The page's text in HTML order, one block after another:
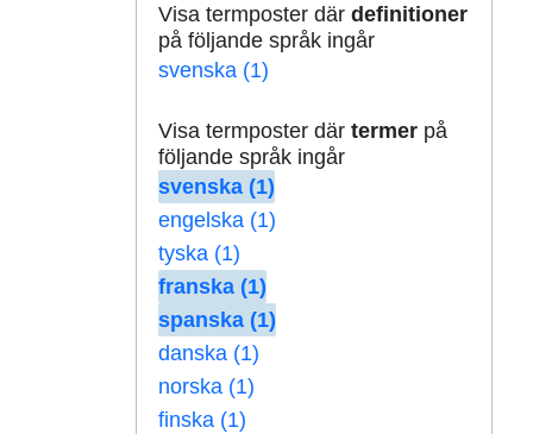
Visa termposter där definitioner
på följande språk ingår
svenska (1)
Visa termposter där termerpå
följande språk ingår
svenska (1)
engelska (1)
tyska (1)
franska (1)
spanska (1)
danska (1)
norska (1)
finska (1)